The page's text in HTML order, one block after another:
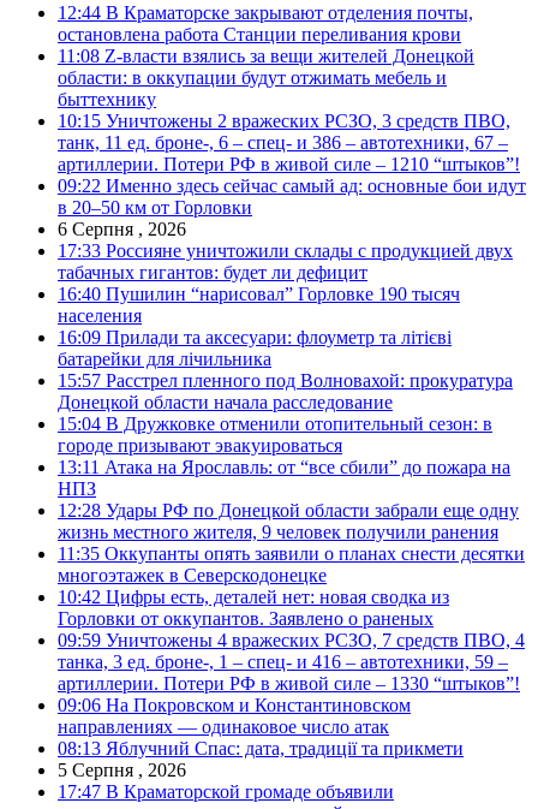
12:44 В Краматорске закрывают отделения почты,
остановлена работа Станции переливания крови
11:08 Z-власти взялись за вещи жителей Донецкой
области: в оккупации будут отжимать мебель и
быттехнику
10:15 Уничтожены 2 вражеских РСЗО, 3 средств ПВО,
танк, 11 ед. броне-, 6 – спец- и 386 – автотехники, 67 –
артиллерии. Потери РФ в живой силе – 1210 “штыков”!
09:22 Именно здесь сейчас самый ад: основные бои идут
в 20–50 км от Горловки
6 Серпня , 2026
17:33 Россияне уничтожили склады с продукцией двух
табачных гигантов: будет ли дефицит
16:40 Пушилин “нарисовал” Горловке 190 тысяч
населения
16:09 Прилади та аксесуари: флоуметр та літієві
батарейки для лічильника
15:57 Расстрел пленного под Волновахой: прокуратура
Донецкой области начала расследование
15:04 В Дружковке отменили отопительный сезон: в
городе призывают эвакуироваться
13:11 Атака на Ярославль: от “все сбили” до пожара на
НПЗ
12:28 Удары РФ по Донецкой области забрали еще одну
жизнь местного жителя, 9 человек получили ранения
11:35 Оккупанты опять заявили о планах снести десятки
многоэтажек в Северскодонецке
10:42 Цифры есть, деталей нет: новая сводка из
Горловки от оккупантов. Заявлено о раненых
09:59 Уничтожены 4 вражеских РСЗО, 7 средств ПВО, 4
танка, 3 ед. броне-, 1 – спец- и 416 – автотехники, 59 –
артиллерии. Потери РФ в живой силе – 1330 “штыков”!
09:06 На Покровском и Константиновском
направлениях — одинаковое число атак
08:13 Яблучний Спас: дата, традиції та прикмети
5 Серпня , 2026
17:47 В Краматорской громаде объявили